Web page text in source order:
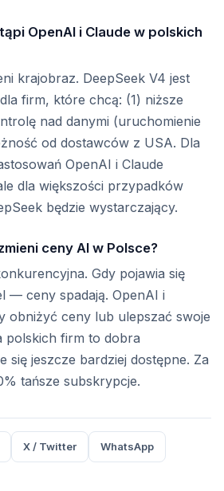
OpenAI i Claude w polskich
krajobraz. DeepSeek V4 jest
firm, które chcą: (1) niższe
nad danymi (uruchomienie
od dostawców z USA. Dla
OpenAI i Claude
dla większości przypadków
będzie wystarczający.
ceny AI w Polsce?
Gdy pojawia się
— ceny spadają. OpenAI i
obniżyć ceny lub ulepszać swoje
polskich firm to dobra
się jeszcze bardziej dostępne. Za
tańsze subskrypcje.
X / Twitter WhatsApp